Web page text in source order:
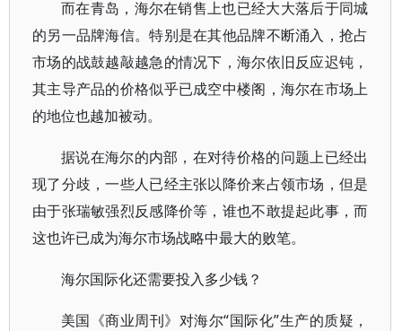
而在青岛，海尔在销售上也已经大大落后于同城
的另一品牌海信。特别是在其他品牌不断涌入，抢占
市场的战鼓越敲越急的情况下，海尔依旧反应迟钝，
其主导产品的价格似乎已成空中楼阁，海尔在市场上
的地位也越加被动。
据说在海尔的内部，在对待价格的问题上已经出
现了分歧，一些人已经主张以降价来占领市场，但是
由于张瑞敏强烈反感降价等，谁也不敢提起此事，而
这也许已成为海尔市场战略中最大的败笔。
海尔国际化还需要投入多少钱？
美国《商业周刊》对海尔“国际化”生产的质疑，